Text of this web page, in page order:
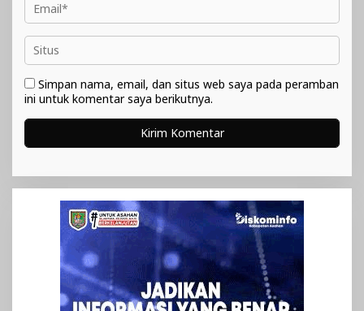
Simpan nama, email, dan situs web saya pada peramban
ini untuk komentar saya berikutnya.